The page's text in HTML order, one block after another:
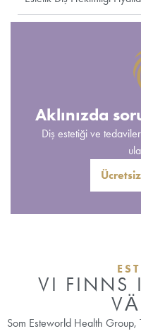
Aklınızda
Diş estetiği ve
VI FINNS
Som Esteworld Health